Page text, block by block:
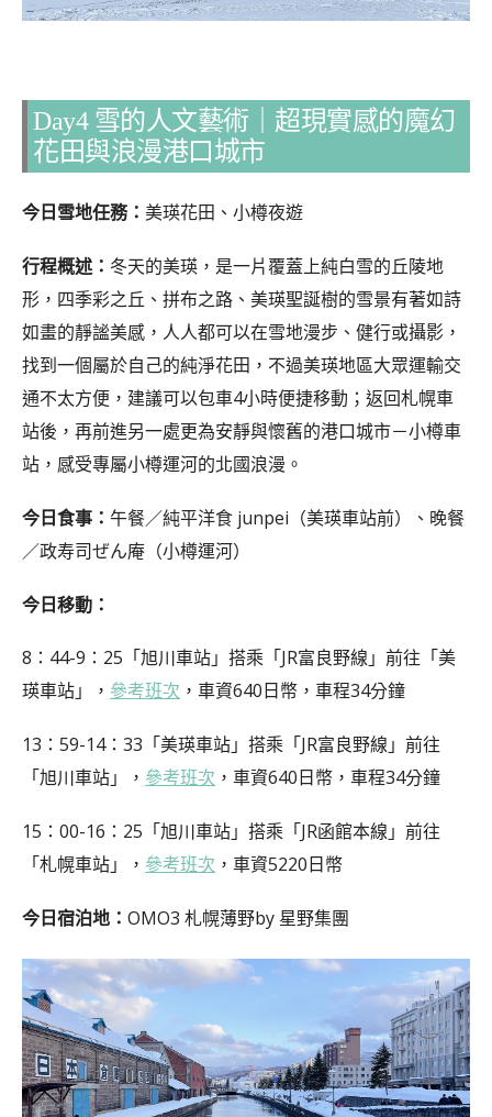
Day4 雪的人文藝術｜超現實感的魔幻
花田與浪漫港口城市
今日雪地任務： 美瑛花田、小樽夜遊
行程概述： 冬天的美瑛，是一片覆蓋上純白雪的丘陵地
形，四季彩之丘、拼布之路、美瑛聖誕樹的雪景有著如詩
如畫的靜謐美感，人人都可以在雪地漫步、健行或攝影，
找到一個屬於自己的純淨花田，不過美瑛地區大眾運輸交
通不太方便，建議可以包車4小時便捷移動；返回札幌車
站後，再前進另一處更為安靜與懷舊的港口城市－小樽車
站，感受專屬小樽運河的北國浪漫。
今日食事： 午餐／純平洋食 junpei（美瑛車站前）、晚餐
／政寿司ぜん庵（小樽運河）
今日移動：
8：44-9：25「旭川車站」搭乘「JR富良野線」前往「美
瑛車站」， 參考班次 ，車資640日幣，車程34分鐘
13：59-14：33「美瑛車站」搭乘「JR富良野線」前往
「旭川車站」， 參考班次 ，車資640日幣，車程34分鐘
15：00-16：25「旭川車站」搭乘「JR函館本線」前往
「札幌車站」， 參考班次 ，車資5220日幣
今日宿泊地： OMO3 札幌薄野by 星野集團